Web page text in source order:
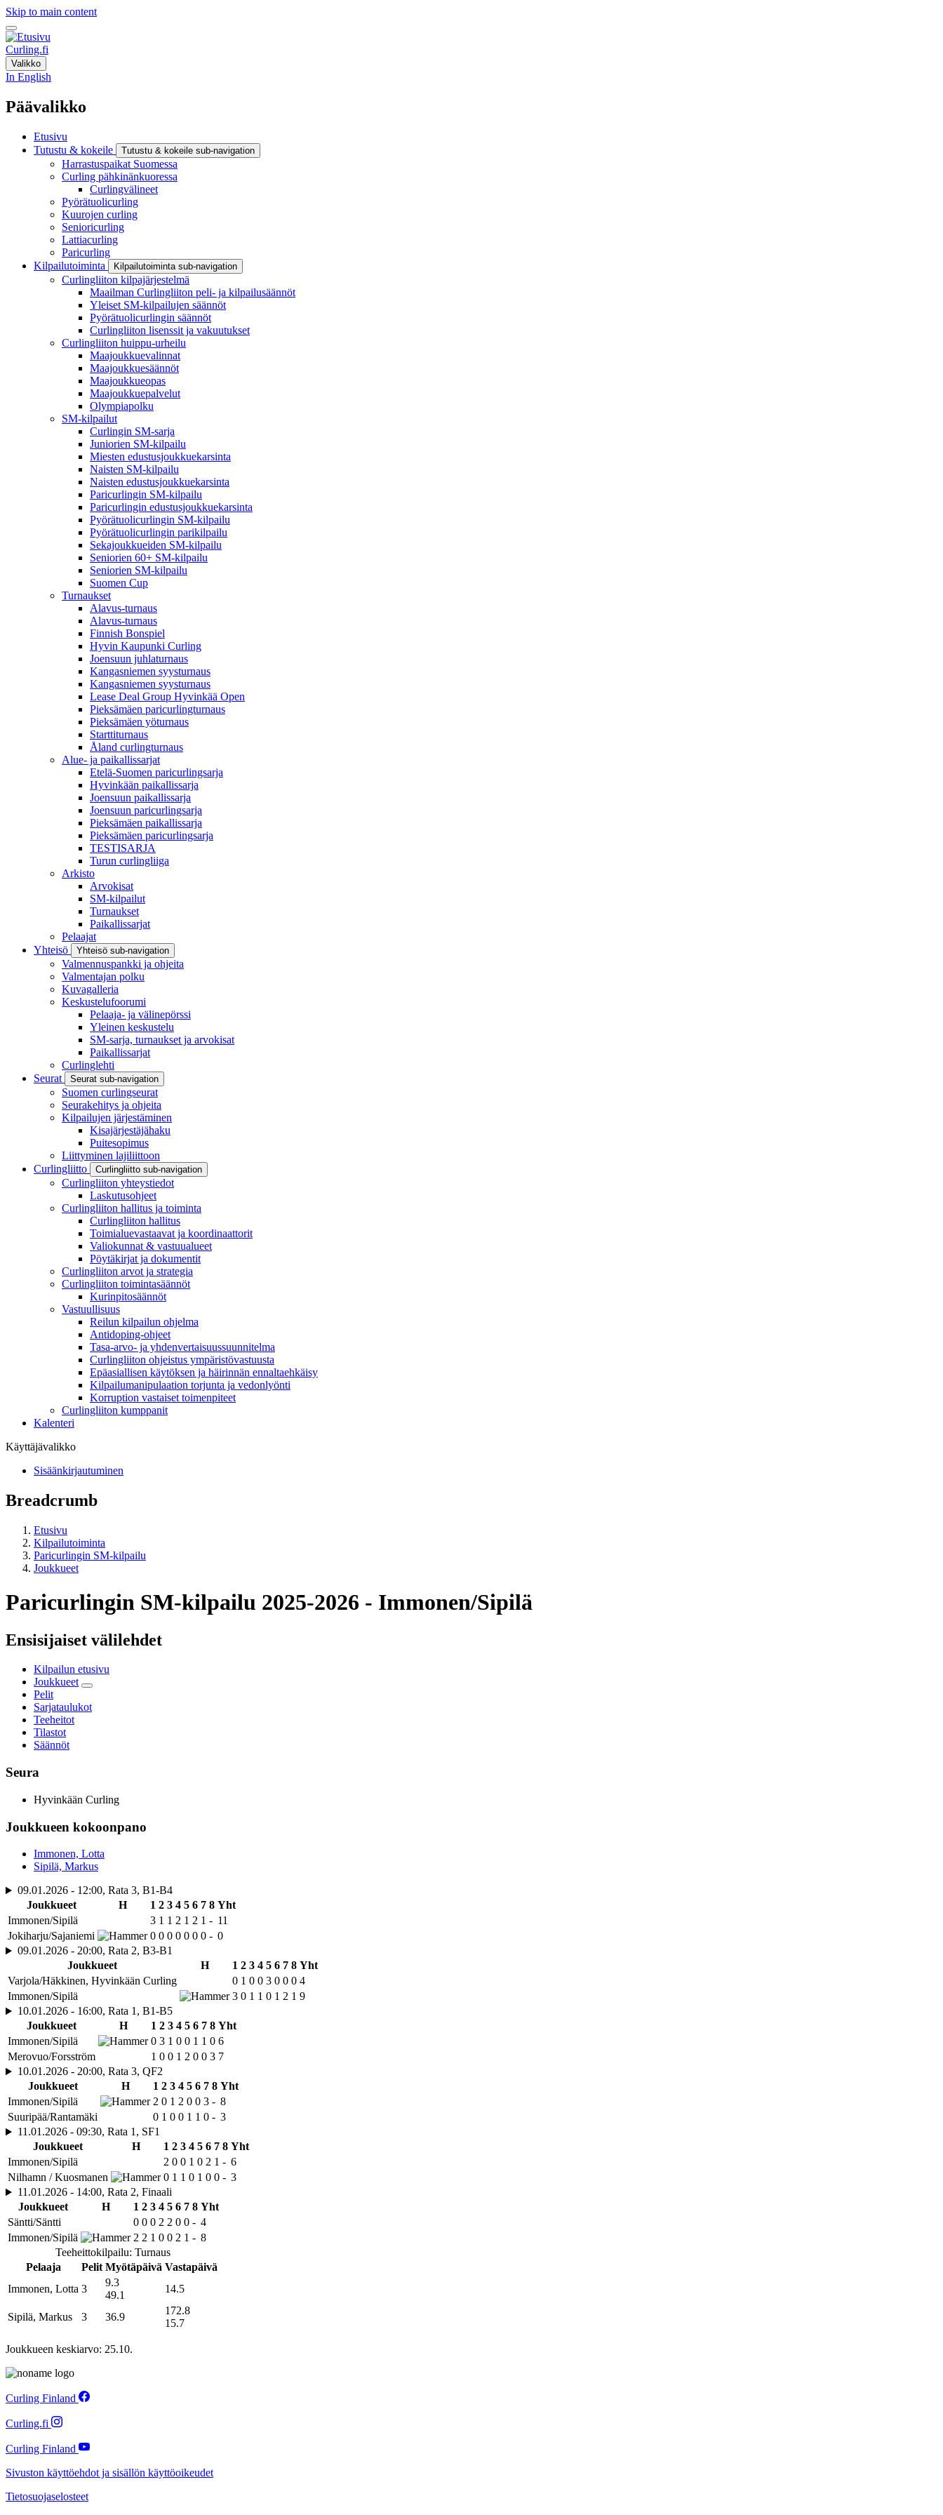
Skip to main content
Curling.fi
Valikko
In English
Päävalikko
Etusivu
Tutustu & kokeile
Tutustu & kokeile sub-navigation
Harrastuspaikat Suomessa
Curling pähkinänkuoressa
Curlingvälineet
Pyörätuolicurling
Kuurojen curling
Senioricurling
Lattiacurling
Paricurling
Kilpailutoiminta
Kilpailutoiminta sub-navigation
Curlingliiton kilpajärjestelmä
Maailman Curlingliiton peli- ja kilpailusäännöt
Yleiset SM-kilpailujen säännöt
Pyörätuolicurlingin säännöt
Curlingliiton lisenssit ja vakuutukset
Curlingliiton huippu-urheilu
Maajoukkuevalinnat
Maajoukkuesäännöt
Maajoukkueopas
Maajoukkuepalvelut
Olympiapolku
SM-kilpailut
Curlingin SM-sarja
Juniorien SM-kilpailu
Miesten edustusjoukkuekarsinta
Naisten SM-kilpailu
Naisten edustusjoukkuekarsinta
Paricurlingin SM-kilpailu
Paricurlingin edustusjoukkuekarsinta
Pyörätuolicurlingin SM-kilpailu
Pyörätuolicurlingin parikilpailu
Sekajoukkueiden SM-kilpailu
Seniorien 60+ SM-kilpailu
Seniorien SM-kilpailu
Suomen Cup
Turnaukset
Alavus-turnaus
Alavus-turnaus
Finnish Bonspiel
Hyvin Kaupunki Curling
Joensuun juhlaturnaus
Kangasniemen syysturnaus
Kangasniemen syysturnaus
Lease Deal Group Hyvinkää Open
Pieksämäen paricurlingturnaus
Pieksämäen yöturnaus
Starttiturnaus
Åland curlingturnaus
Alue- ja paikallissarjat
Etelä-Suomen paricurlingsarja
Hyvinkään paikallissarja
Joensuun paikallissarja
Joensuun paricurlingsarja
Pieksämäen paikallissarja
Pieksämäen paricurlingsarja
TESTISARJA
Turun curlingliiga
Arkisto
Arvokisat
SM-kilpailut
Turnaukset
Paikallissarjat
Pelaajat
Yhteisö
Yhteisö sub-navigation
Valmennuspankki ja ohjeita
Valmentajan polku
Kuvagalleria
Keskustelufoorumi
Pelaaja- ja välinepörssi
Yleinen keskustelu
SM-sarja, turnaukset ja arvokisat
Paikallissarjat
Curlinglehti
Seurat
Seurat sub-navigation
Suomen curlingseurat
Seurakehitys ja ohjeita
Kilpailujen järjestäminen
Kisajärjestäjähaku
Puitesopimus
Liittyminen lajiliittoon
Curlingliitto
Curlingliitto sub-navigation
Curlingliiton yhteystiedot
Laskutusohjeet
Curlingliiton hallitus ja toiminta
Curlingliiton hallitus
Toimialuevastaavat ja koordinaattorit
Valiokunnat & vastuualueet
Pöytäkirjat ja dokumentit
Curlingliiton arvot ja strategia
Curlingliiton toimintasäännöt
Kurinpitosäännöt
Vastuullisuus
Reilun kilpailun ohjelma
Antidoping-ohjeet
Tasa-arvo- ja yhdenvertaisuussuunnitelma
Curlingliiton ohjeistus ympäristövastuusta
Epäasiallisen käytöksen ja häirinnän ennaltaehkäisy
Kilpailumanipulaation torjunta ja vedonlyönti
Korruption vastaiset toimenpiteet
Curlingliiton kumppanit
Kalenteri
Käyttäjävalikko
Sisäänkirjautuminen
Breadcrumb
Etusivu
Kilpailutoiminta
Paricurlingin SM-kilpailu
Joukkueet
Paricurlingin SM-kilpailu 2025-2026 - Immonen/Sipilä
Ensisijaiset välilehdet
Kilpailun etusivu
Joukkueet
Pelit
Sarjataulukot
Teeheitot
Tilastot
Säännöt
Seura
Hyvinkään Curling
Joukkueen kokoonpano
Immonen, Lotta
Sipilä, Markus
09.01.2026 - 12:00, Rata 3, B1-B4
Joukkueet
H 1 2 3 4 5 6 7 8 Yht
Immonen/Sipilä
3 1 1 2 1 2 1 - 11
Jokiharju/Sajaniemi
0 0 0 0 0 0 0 - 0
09.01.2026 - 20:00, Rata 2, B3-B1
Joukkueet
H 1 2 3 4 5 6 7 8 Yht
Varjola/Häkkinen, Hyvinkään Curling
0 1 0 0 3 0 0 0 4
Immonen/Sipilä
3 0 1 1 0 1 2 1 9
10.01.2026 - 16:00, Rata 1, B1-B5
Joukkueet
H 1 2 3 4 5 6 7 8 Yht
Immonen/Sipilä
0 3 1 0 0 1 1 0 6
Merovuo/Forsström
1 0 0 1 2 0 0 3 7
10.01.2026 - 20:00, Rata 3, QF2
Joukkueet
H 1 2 3 4 5 6 7 8 Yht
Immonen/Sipilä
2 0 1 2 0 0 3 - 8
Suuripää/Rantamäki
0 1 0 0 1 1 0 - 3
11.01.2026 - 09:30, Rata 1, SF1
Joukkueet
H 1 2 3 4 5 6 7 8 Yht
Immonen/Sipilä
2 0 0 1 0 2 1 - 6
Nilhamn / Kuosmanen
0 1 1 0 1 0 0 - 3
11.01.2026 - 14:00, Rata 2, Finaali
Joukkueet
H 1 2 3 4 5 6 7 8 Yht
Säntti/Säntti
0 0 0 2 2 0 0 - 4
Immonen/Sipilä
2 2 1 0 0 2 1 - 8
Teeheittokilpailu: Turnaus
Pelaaja
Pelit Myötäpäivä Vastapäivä
Immonen, Lotta 3
9.3
49.1
14.5
Sipilä, Markus 3 36.9
172.8
15.7
Joukkueen keskiarvo: 25.10.
Curling Finland
Curling.fi
Curling Finland
Sivuston käyttöehdot ja sisällön käyttöoikeudet
Tietosuojaselosteet